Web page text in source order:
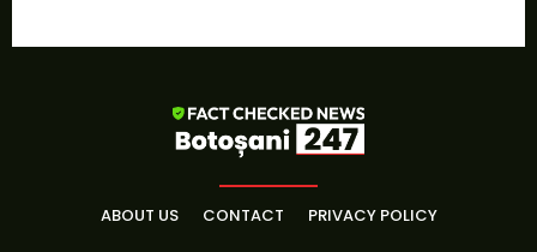
ABOUT US CONTACT PRIVACY POLICY